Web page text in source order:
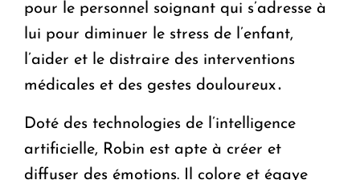
pour le personnel soignant qui s’adresse à
lui pour diminuer le stress de l’enfant,
l’aider et le distraire des interventions
médicales et des gestes douloureux․
Doté des technologies de l’intelligence
artificielle, Robin est apte à créer et
diffuser des émotions. Il colore et égaye